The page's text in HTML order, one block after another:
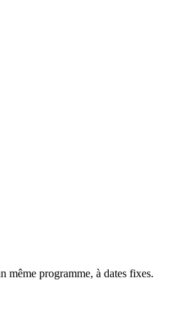
même programme, à dates fixes.